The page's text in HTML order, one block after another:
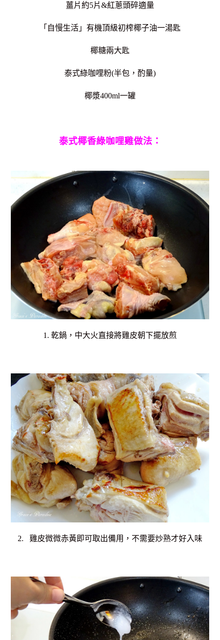
薑片約5片&紅蔥頭碎適量
「自慢生活」有機頂級初榨椰子油一湯匙
椰糖兩大匙
泰式綠咖哩粉(半包，酌量)
椰漿400ml一罐
泰式椰香綠咖哩雞做法：
1. 乾鍋，中大火直接將雞皮朝下擺放煎
2. 雞皮微微赤黃即可取出備用，不需要炒熟才好入味